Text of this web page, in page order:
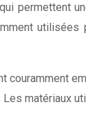
permettent
couramment
matériaux